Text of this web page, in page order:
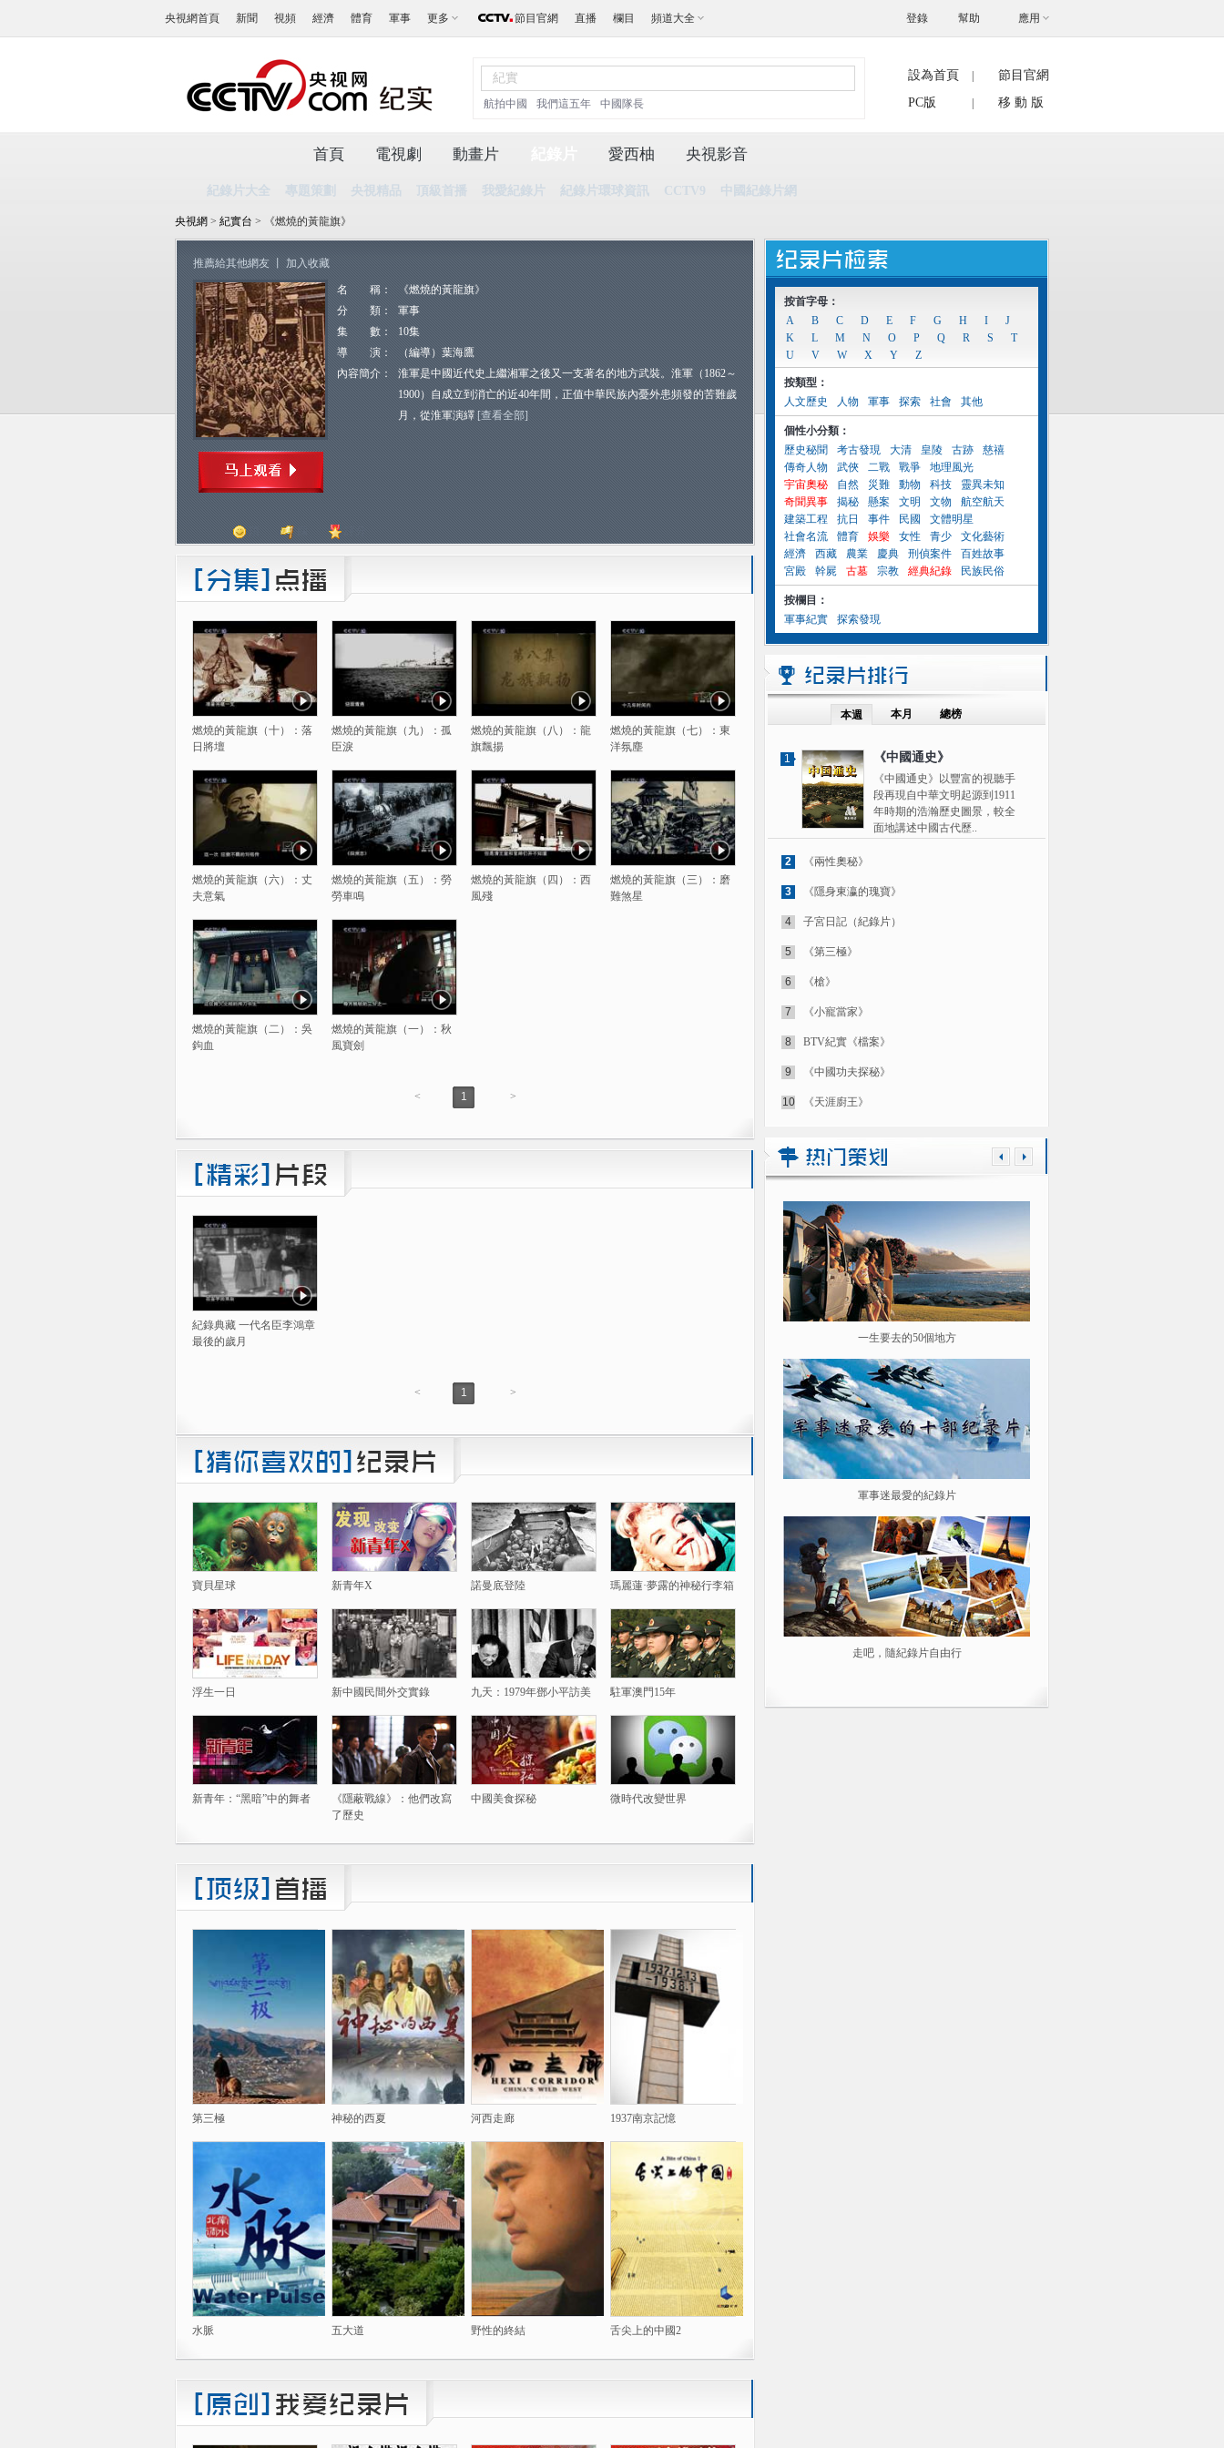
央視網首頁 新聞 視頻 經濟 體育 軍事 更多 節目官網 直播 欄目 頻道大全 幫助 應用
登錄
航拍中國 我們這五年 中國隊長
設為首頁
節目官網
PC版
移 動 版
首頁 電視劇 動畫片
紀錄片大全 專題策劃 央視精品 頂級首播 我愛紀錄片 紀錄片環球資訊 CCTV9 中國紀錄片網
愛西柚 央視影音
央視網 > 紀實台 > 《燃燒的黃龍旗》
推薦給其他網友 加入收藏
名 稱：
《燃燒的黃龍旗》
分 類：
軍事
集 數：
10集
導 演：
（編導）葉海鷹
內容簡介：
淮軍是中國近代史上繼湘軍之後又一支著名的地方武裝。淮軍（1862～
1900）自成立到消亡的近40年間，正值中華民族內憂外患頻發的苦難歲
月，從淮軍演繹 [查看全部]
燃燒的黃龍旗（十）：落
日將壇
燃燒的黃龍旗（九）：孤
臣淚
燃燒的黃龍旗（八）：龍
旗飄揚
燃燒的黃龍旗（七）：東
洋氛塵
燃燒的黃龍旗（六）：丈
夫意氣
燃燒的黃龍旗（五）：勞
勞車鳴
燃燒的黃龍旗（四）：西
風殘
燃燒的黃龍旗（三）：磨
難煞星
燃燒的黃龍旗（二）：吳
鉤血
燃燒的黃龍旗（一）：秋
風寶劍
< 1 >
紀錄典藏 一代名臣李鴻章
最後的歲月
< 1 >
寶貝星球 新青年X 諾曼底登陸 瑪麗蓮·夢露的神秘行李箱
浮生一日 新中國民間外交實錄 九天：1979年鄧小平訪美 駐軍澳門15年
新青年：“黑暗”中的舞者
《隱蔽戰線》：他們改寫
了歷史
中國美食探秘 微時代改變世界
第三極 神秘的西夏 河西走廊 1937南京記憶
水脈 五大道 野性的終結 舌尖上的中國2
按首字母：
A
B C D E F G H I
J
K
L M N O P Q R S
T
U
V W X Y Z
按類型：
人文歷史
人物 軍事 探索 社會 其他
個性小分類：
歷史秘聞
考古發現 大清 皇陵 古跡
慈禧
傳奇人物
武俠 二戰 戰爭
地理風光
宇宙奧秘
自然 災難 動物 科技
靈異未知
奇聞異事
揭秘 懸案 文明 文物
航空航天
建築工程
抗日 事件 民國
文體明星
社會名流
體育 娛樂 女性 青少
文化藝術
經濟
西藏 農業 慶典 刑偵案件
百姓故事
宮殿
幹屍 古墓 宗教 經典紀錄 民族民俗
按欄目：
軍事紀實
探索發現
本週 本月 總榜
1 《中國通史》
《中國通史》以豐富的視聽手
段再現自中華文明起源到1911
年時期的浩瀚歷史圖景，較全
面地講述中國古代歷..
2 《兩性奧秘》
3 《隱身東瀛的瑰寶》
4 子宮日記（紀錄片）
5 《第三極》
6 《槍》
7 《小寵當家》
8 BTV紀實《檔案》
9 《中國功夫探秘》
10 《天涯廚王》
一生要去的50個地方
軍事迷最愛的紀錄片
走吧，隨紀錄片自由行